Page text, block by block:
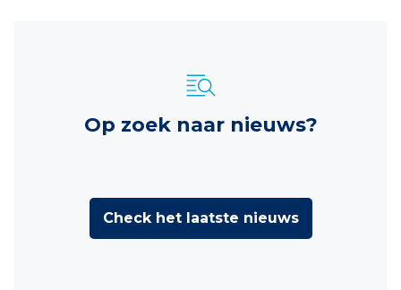
Op zoek naar nieuws?
Check het laatste nieuws